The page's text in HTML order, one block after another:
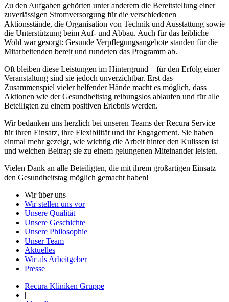
Zu den Aufgaben gehörten unter anderem die Bereitstellung einer
zuverlässigen Stromversorgung für die verschiedenen
Aktionsstände, die Organisation von Technik und Ausstattung sowie
die Unterstützung beim Auf- und Abbau. Auch für das leibliche
Wohl war gesorgt: Gesunde Verpflegungsangebote standen für die
Mitarbeitenden bereit und rundeten das Programm ab.
Oft bleiben diese Leistungen im Hintergrund – für den Erfolg einer
Veranstaltung sind sie jedoch unverzichtbar. Erst das
Zusammenspiel vieler helfender Hände macht es möglich, dass
Aktionen wie der Gesundheitstag reibungslos ablaufen und für alle
Beteiligten zu einem positiven Erlebnis werden.
Wir bedanken uns herzlich bei unseren Teams der Recura Service
für ihren Einsatz, ihre Flexibilität und ihr Engagement. Sie haben
einmal mehr gezeigt, wie wichtig die Arbeit hinter den Kulissen ist
und welchen Beitrag sie zu einem gelungenen Miteinander leisten.
Vielen Dank an alle Beteiligten, die mit ihrem großartigen Einsatz
den Gesundheitstag möglich gemacht haben!
Wir über uns
Wir stellen uns vor
Unsere Qualität
Unsere Geschichte
Unsere Philosophie
Unser Team
Aktuelles
Wir als Arbeitgeber
Presse
Recura Kliniken Gruppe
|